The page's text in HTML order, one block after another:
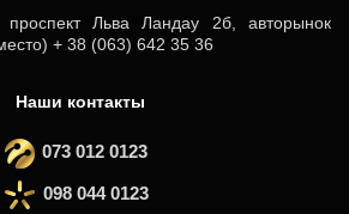
проспект Льва Ландау 2б, авторынок
+ 38 (063) 642 35 36
Наши контакты
073 012 0123
098 044 0123